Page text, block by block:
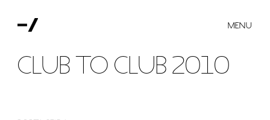
MENU
Club to Club 2010